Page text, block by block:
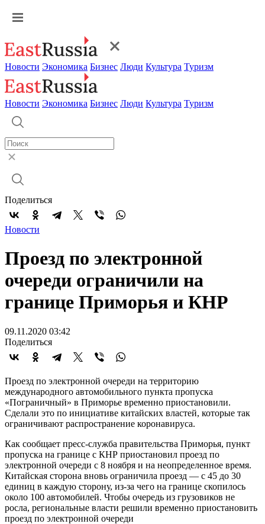
Новости Экономика Бизнес Люди Культура Туризм
Новости Экономика Бизнес Люди Культура Туризм
Поделиться
Новости
Проезд по электронной
очереди ограничили на
границе Приморья и КНР
09.11.2020 03:42
Поделиться
Проезд по электронной очереди на территорию
международного автомобильного пункта пропуска
«Пограничный» в Приморье временно приостановили.
Сделали это по инициативе китайских властей, которые так
ограничивают распространение коронавируса.
Как сообщает пресс-служба правительства Приморья, пункт
пропуска на границе с КНР приостановил проезд по
электронной очереди с 8 ноября и на неопределенное время.
Китайская сторона вновь ограничила проезд — с 45 до 30
единиц в каждую сторону, из-за чего на границе скопилось
около 100 автомобилей. Чтобы очередь из грузовиков не
росла, региональные власти решили временно приостановить
проезд по электронной очереди